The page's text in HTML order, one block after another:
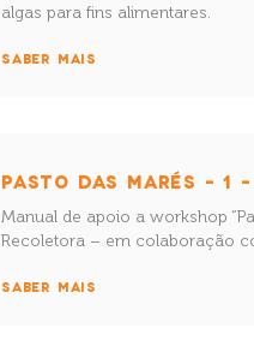
algas para fins alimentares.
SABER MAIS
PASTO DAS MARÉS – 1
Manual de apoio a workshop
Recoletora – em colaboração
SABER MAIS